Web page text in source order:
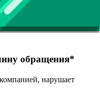
обращения*
нарушает